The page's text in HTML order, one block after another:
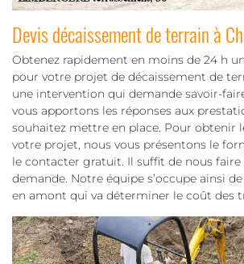
Devis décaissement de terrain à
Obtenez rapidement en moins de 24 h
pour votre projet de décaissement de
une intervention qui demande savoir-
vous apportons les réponses aux
souhaitez mettre en place. Pour obtenir
votre projet, nous vous présentons le
le contacter gratuit. Il suffit de nous
demande. Notre équipe s’occupe ainsi
en amont qui va déterminer le coût des